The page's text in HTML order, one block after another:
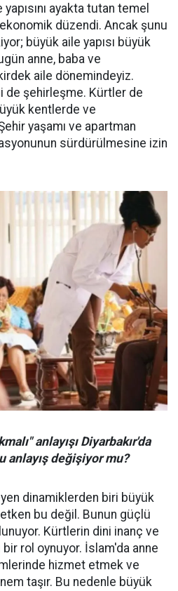
ayakta tutan temel
düzendi. Ancak şunu
büyük aile yapısı büyük
anne, baba ve
aile dönemindeyiz.
de şehirleşme. Kürtler de
kentlerde ve
yaşamı ve apartman
sürdürülmesine izin
anlayışı Diyarbakır'da
anlayış değişiyor mu?
dinamiklerden biri büyük
bu değil. Bunun güçlü
Kürtlerin dini inanç ve
rol oynuyor. İslam'da anne
hizmet etmek ve
taşır. Bu nedenle büyük